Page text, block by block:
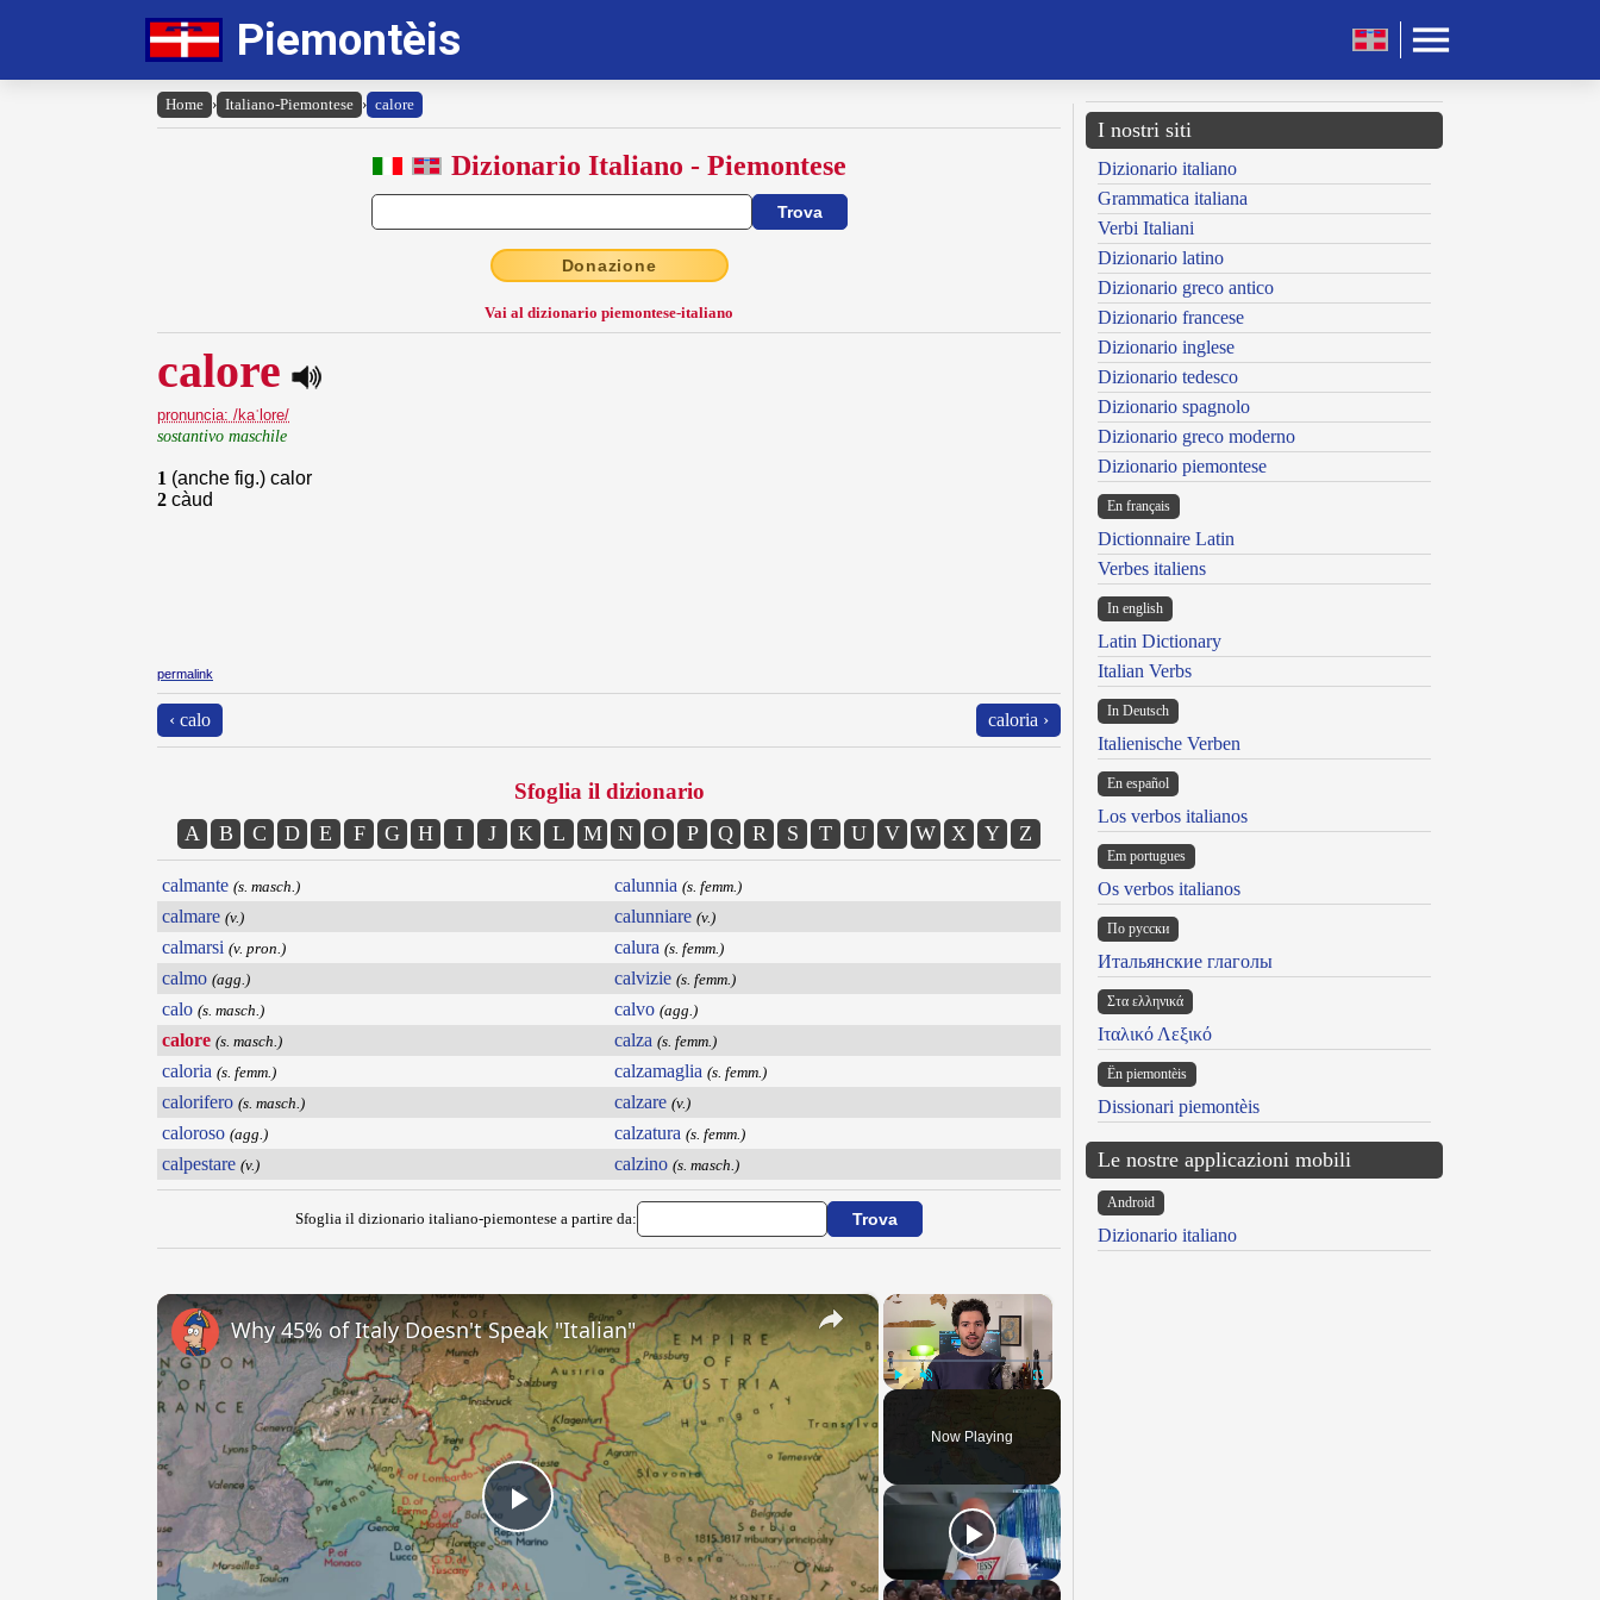
Piemontèis
Home › Italiano-Piemontese › calore
Dizionario Italiano - Piemontese
Donazione
Vai al dizionario piemontese-italiano
calore
pronuncia: /kaˈlore/
sostantivo maschile
1 (anche fig.) calor
2 càud
permalink
‹ calo caloria ›
Sfoglia il dizionario
A B C D E F G H I J K L M N O P Q R S T U V W X Y Z
calmante (s. masch.)
calmare (v.)
calmarsi (v. pron.)
calmo (agg.)
calo (s. masch.)
calore (s. masch.)
caloria (s. femm.)
calorifero (s. masch.)
caloroso (agg.)
calpestare (v.)
calunnia (s. femm.)
calunniare (v.)
calura (s. femm.)
calvizie (s. femm.)
calvo (agg.)
calza (s. femm.)
calzamaglia (s. femm.)
calzare (v.)
calzatura (s. femm.)
calzino (s. masch.)
Sfoglia il dizionario italiano-piemontese a partire da:
×
Fullscreen
Now Playing
×
Play
Why 45% of Italy Doesn't Speak "Italian"
I nostri siti
Dizionario italiano
Grammatica italiana
Verbi Italiani
Dizionario latino
Dizionario greco antico
Dizionario francese
Dizionario inglese
Dizionario tedesco
Dizionario spagnolo
Dizionario greco moderno
Dizionario piemontese
En français
Dictionnaire Latin
Verbes italiens
In english
Latin Dictionary
Italian Verbs
In Deutsch
Italienische Verben
En español
Los verbos italianos
Em portugues
Os verbos italianos
По русски
Итальянские глаголы
Στα ελληνικά
Ιταλικό Λεξικό
Ën piemontèis
Dissionari piemontèis
Le nostre applicazioni mobili
Android
Dizionario italiano